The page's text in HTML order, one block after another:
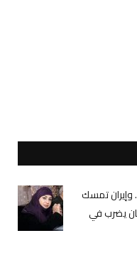
تمسك
يضرب في